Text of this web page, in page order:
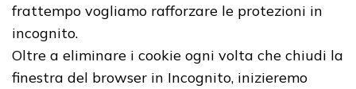
frattempo vogliamo rafforzare le protezioni in
incognito.
Oltre a eliminare i cookie ogni volta che chiudi la
finestra del browser in Incognito, inizieremo